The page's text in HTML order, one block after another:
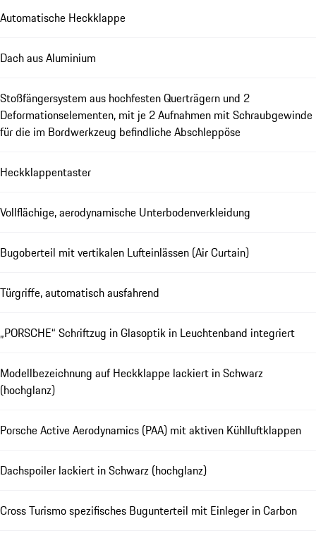
Automatische Heckklappe
Dach aus Aluminium
Stoßfängersystem aus hochfesten Querträgern und 2
Deformationselementen, mit je 2 Aufnahmen mit Schraubgewinde
für die im Bordwerkzeug befindliche Abschleppöse
Heckklappentaster
Vollflächige, aerodynamische Unterbodenverkleidung
Bugoberteil mit vertikalen Lufteinlässen (Air Curtain)
Türgriffe, automatisch ausfahrend
„PORSCHE“ Schriftzug in Glasoptik in Leuchtenband integriert
Modellbezeichnung auf Heckklappe lackiert in Schwarz
(hochglanz)
Porsche Active Aerodynamics (PAA) mit aktiven Kühlluftklappen
Dachspoiler lackiert in Schwarz (hochglanz)
Cross Turismo spezifisches Bugunterteil mit Einleger in Carbon